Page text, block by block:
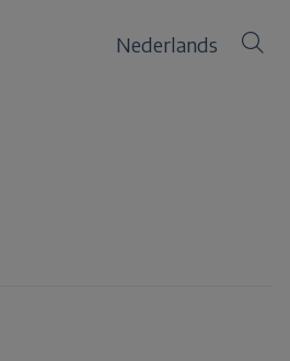
Nederlands